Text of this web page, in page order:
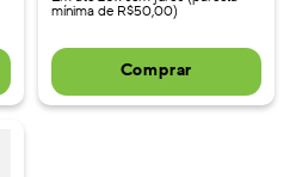
mínima de R$50,00)
Comprar